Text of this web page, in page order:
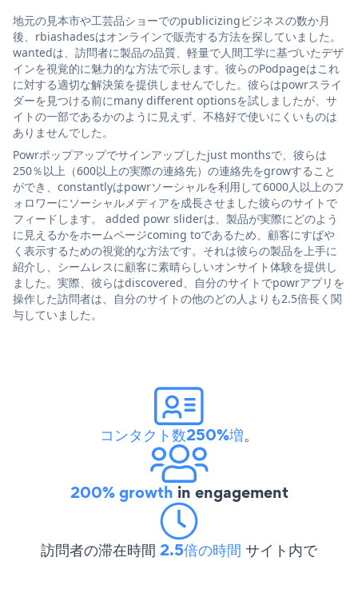
地元の見本市や工芸品ショーでのpublicizingビジネスの数か月
後、rbiashadesはオンラインで販売する方法を探していました。
wantedは、訪問者に製品の品質、軽量で人間工学に基づいたデザ
インを視覚的に魅力的な方法で示します。彼らのPodpageはこれ
に対する適切な解決策を提供しませんでした。彼らはpowrスライ
ダーを見つける前にmany different optionsを試しましたが、サ
イトの一部であるかのように見えず、不格好で使いにくいものは
ありませんでした。
Powrポップアップでサインアップしたjust monthsで、彼らは
250％以上（600以上の実際の連絡先）の連絡先をgrowすること
ができ、constantlyはpowrソーシャルを利用して6000人以上のフ
ォロワーにソーシャルメディアを成長させました彼らのサイトで
フィードします。 added powr sliderは、製品が実際にどのよう
に見えるかをホームページcoming toであるため、顧客にすばや
く表示するための視覚的な方法です。それは彼らの製品を上手に
紹介し、シームレスに顧客に素晴らしいオンサイト体験を提供し
ました。実際、彼らはdiscovered、自分のサイトでpowrアプリを
操作した訪問者は、自分のサイトの他のどの人よりも2.5倍長く関
与していました。
コンタクト数250%増。
200% growth in engagement
訪問者の滞在時間 2.5倍の時間 サイト内で